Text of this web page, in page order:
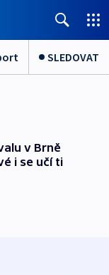
SLEDOVAT
v Brně
i se učí ti